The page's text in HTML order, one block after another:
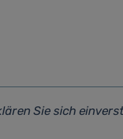
Sie sich